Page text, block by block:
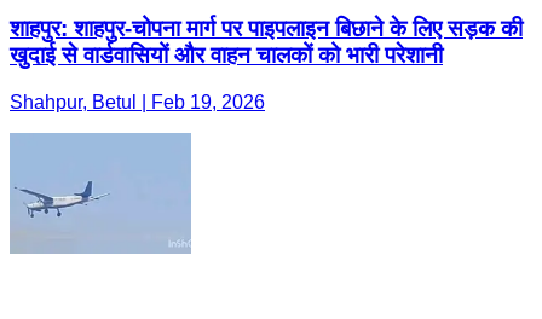
शाहपुर: शाहपुर-चोपना मार्ग पर पाइपलाइन बिछाने के लिए सड़क की
खुदाई से वार्डवासियों और वाहन चालकों को भारी परेशानी
Shahpur, Betul | Feb 19, 2026